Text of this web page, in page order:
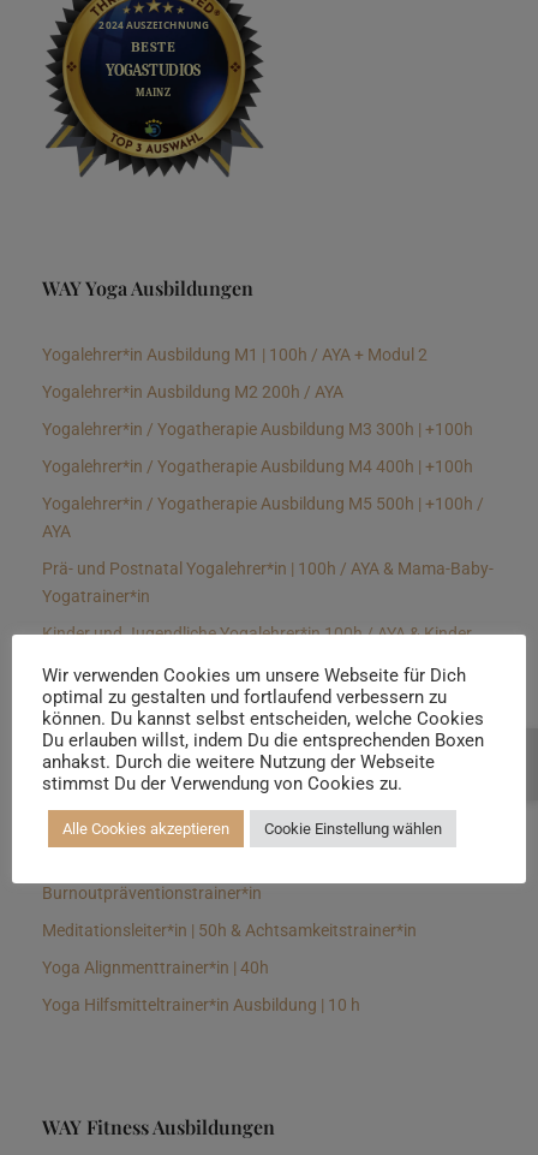
WAY Yoga Ausbildungen
Yogalehrer*in Ausbildung M1 | 100h / AYA + Modul 2
Yogalehrer*in Ausbildung M2 200h / AYA
Yogalehrer*in / Yogatherapie Ausbildung M3 300h | +100h
Yogalehrer*in / Yogatherapie Ausbildung M4 400h | +100h
Yogalehrer*in / Yogatherapie Ausbildung M5 500h | +100h /
AYA
Prä- und Postnatal Yogalehrer*in | 100h / AYA & Mama-Baby-
Yogatrainer*in
Kinder und Jugendliche Yogalehrer*in 100h / AYA & Kinder
Yin Yogalehrer*in | 100 h & Faszientrainer*in
Hormon Yogalehrer*in / Yogatherapeut*in &
Stressmanagementtrainer*in | 70h
Longevitytrainer*in
Burnoutpräventionstrainer*in
Meditationsleiter*in | 50h & Achtsamkeitstrainer*in
Yoga Alignmenttrainer*in | 40h
Yoga Hilfsmitteltrainer*in Ausbildung | 10 h
WAY Fitness Ausbildungen
Wir verwenden Cookies um unsere Webseite für Dich
optimal zu gestalten und fortlaufend verbessern zu
können. Du kannst selbst entscheiden, welche Cookies
Du erlauben willst, indem Du die entsprechenden Boxen
anhakst. Durch die weitere Nutzung der Webseite
stimmst Du der Verwendung von Cookies zu.
Alle Cookies akzeptieren Cookie Einstellung wählen
Beratung buchen